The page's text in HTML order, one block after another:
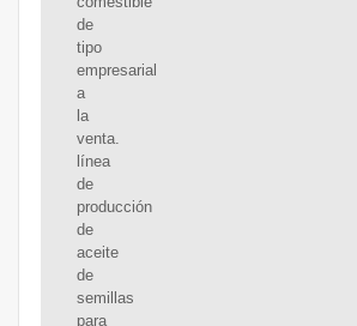
de
tipo
empresarial
a
la
venta.
línea
de
producción
de
aceite
de
semillas
para